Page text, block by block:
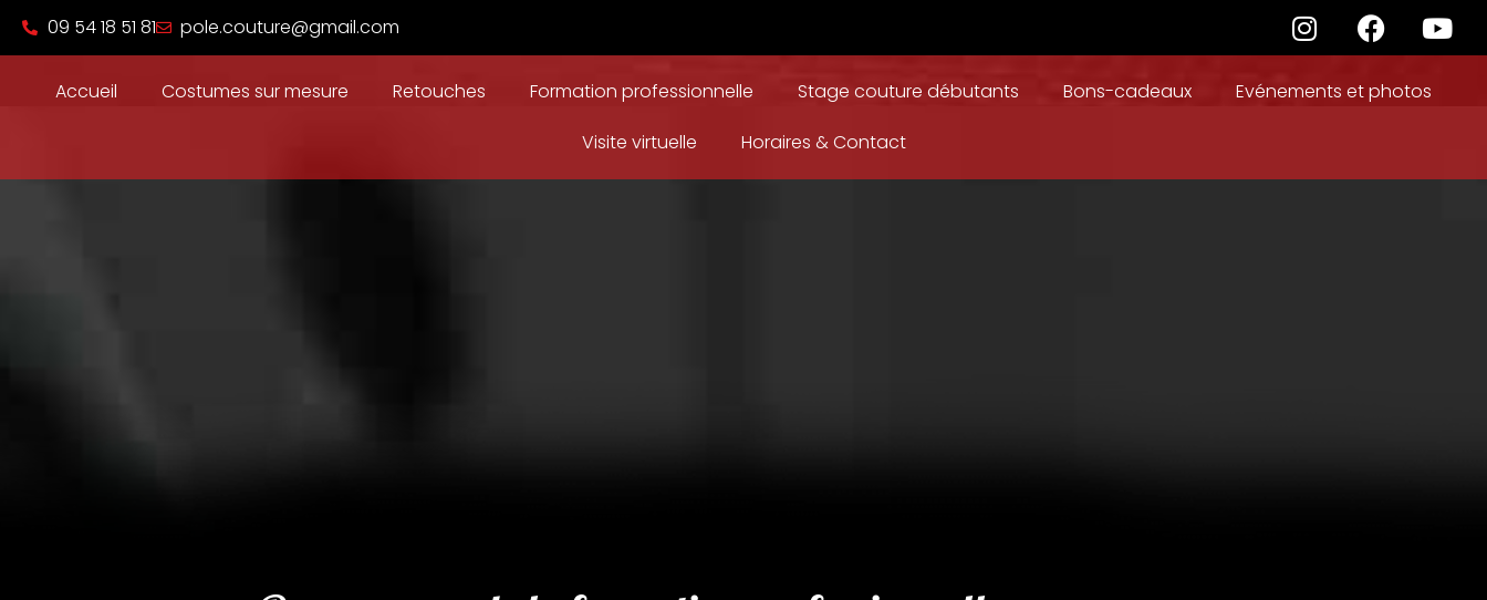
09 54 18 51 81 pole.couture@gmail.com
Accueil Costumes sur mesure Retouches Formation professionnelle Stage couture débutants Bons-cadeaux
Evénements et photos
Visite virtuelle
Horaires & Contact